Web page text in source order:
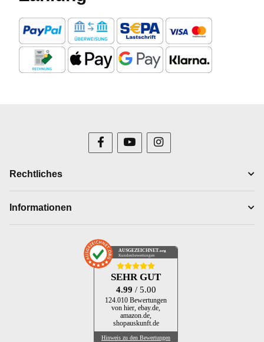
Rechtliches
Informationen
AUSGEZEICHNET .org
Kundenbewertungen
SEHR GUT
4.99 / 5.00
124.010 Bewertungen
von hier, ebay.de,
amazon.de,
shopauskunft.de
Hinweis zu den Bewertungen